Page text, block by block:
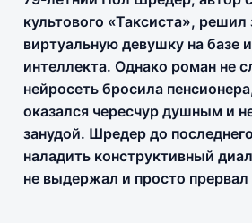
культового «Таксиста», решил
виртуальную девушку на базе
интеллекта. Однако роман не
нейросеть бросила
оказался чересчур душным и
занудой. Шредер до
наладить конструктивный
не выдержал и просто